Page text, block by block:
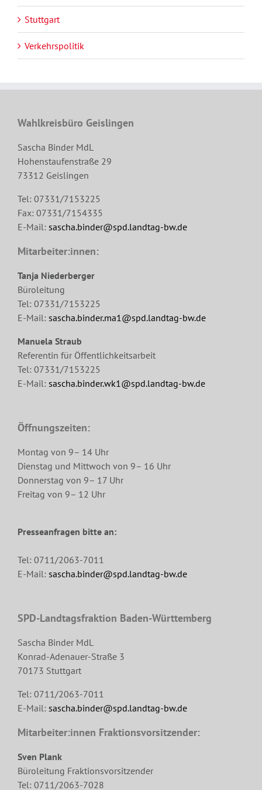
Stuttgart
Verkehrspolitik
Wahlkreisbüro Geislingen
Sascha Binder MdL
Hohenstaufenstraße 29
73312 Geislingen
Tel: 07331/7153225
Fax: 07331/7154335
E-Mail: sascha.binder@spd.landtag-bw.de
Mitarbeiter:innen:
Tanja Niederberger
Büroleitung
Tel: 07331/7153225
E-Mail: sascha.binder.ma1@spd.landtag-bw.de
Manuela Straub
Referentin für Öffentlichkeitsarbeit
Tel: 07331/7153225
E-Mail: sascha.binder.wk1@spd.landtag-bw.de
Öffnungszeiten:
Montag von 9– 14 Uhr
Dienstag und Mittwoch von 9– 16 Uhr
Donnerstag von 9– 17 Uhr
Freitag von 9– 12 Uhr
Presseanfragen bitte an:
Tel: 0711/2063-7011
E-Mail: sascha.binder@spd.landtag-bw.de
SPD-Landtagsfraktion Baden-Württemberg
Sascha Binder MdL
Konrad-Adenauer-Straße 3
70173 Stuttgart
Tel: 0711/2063-7011
E-Mail: sascha.binder@spd.landtag-bw.de
Mitarbeiter:innen Fraktionsvorsitzender:
Sven Plank
Büroleitung Fraktionsvorsitzender
Tel: 0711/2063-7028